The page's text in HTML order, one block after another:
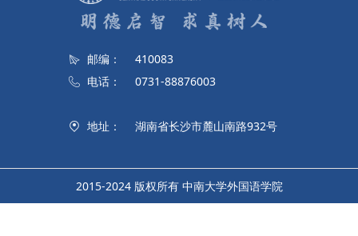
邮编：
410083
电话：
0731-88876003
地址： 湖南省长沙市麓山南路932号
2015-2024 版权所有 中南大学外国语学院